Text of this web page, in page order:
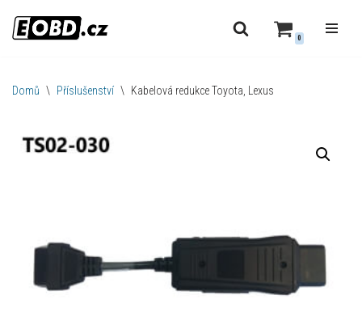
Přeskočit
obsah
0
Domů \ Příslušenství \ Kabelová redukce Toyota, Lexus